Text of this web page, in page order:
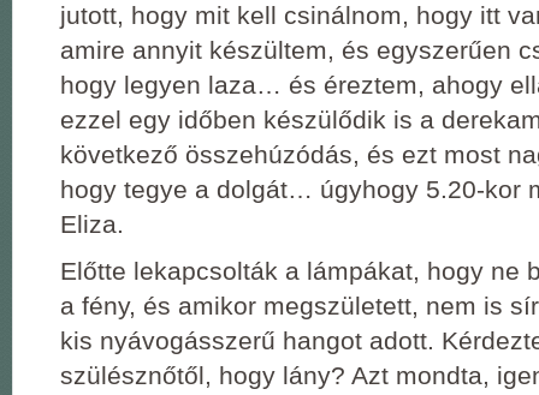
jutott, hogy mit kell csinálnom, hogy itt
amire annyit készültem, és egyszerűen
hogy legyen laza… és éreztem, ahogy
ezzel egy időben készülődik is a
következő összehúzódás, és ezt most
hogy tegye a dolgát… úgyhogy 5.20-kor
Eliza.
Előtte lekapcsolták a lámpákat, hogy ne
a fény, és amikor megszületett, nem is
kis nyávogásszerű hangot adott.
szülésznőtől, hogy lány? Azt mondta,